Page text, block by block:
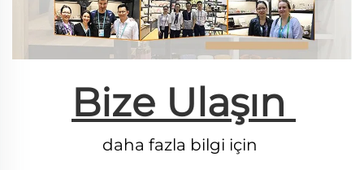
Bize Ulaşın
daha fazla bilgi için